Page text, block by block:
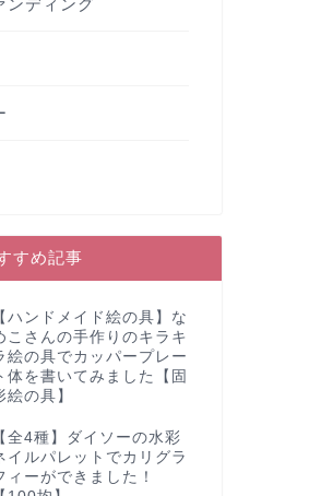
ンディング
すめ記事
【ハンドメイド絵の具】な
こさんの手作りのキラキ
絵の具でカッパープレー
体を書いてみました【固
絵の具】
【全4種】ダイソーの水彩
イルパレットでカリグラ
ィーができました！